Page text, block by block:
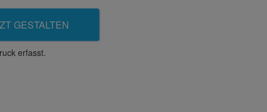
GESTALTEN
erfasst.